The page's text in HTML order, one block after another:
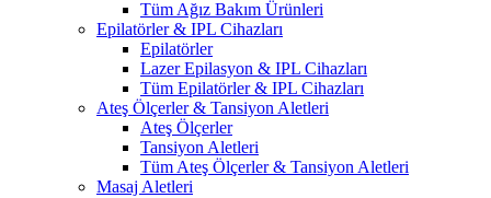
Tüm Ağız Bakım Ürünleri
Epilatörler & IPL Cihazları
Epilatörler
Lazer Epilasyon & IPL Cihazları
Tüm Epilatörler & IPL Cihazları
Ateş Ölçerler & Tansiyon Aletleri
Ateş Ölçerler
Tansiyon Aletleri
Tüm Ateş Ölçerler & Tansiyon Aletleri
Masaj Aletleri